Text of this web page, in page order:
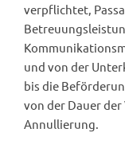
verpflichtet,
und von der
bis die
von der Dauer
Annullierung.